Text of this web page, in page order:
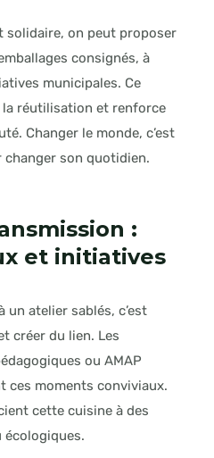
solidaire, on peut proposer
consignés, à
municipales. Ce
réutilisation et renforce
Changer le monde, c’est
son quotidien.
:
et initiatives
un atelier sablés, c’est
créer du lien. Les
ou AMAP
ces moments conviviaux.
cette cuisine à des